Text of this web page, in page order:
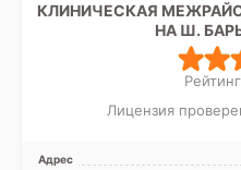
КЛИНИЧЕСКАЯ
НА Ш.
Лицензия
Адрес